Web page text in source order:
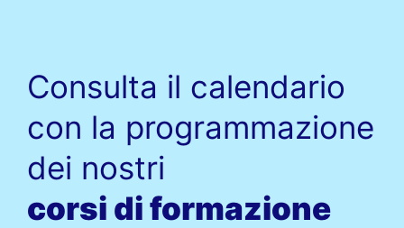
Consulta il calendario
con la programmazione
dei nostri
corsi di formazione